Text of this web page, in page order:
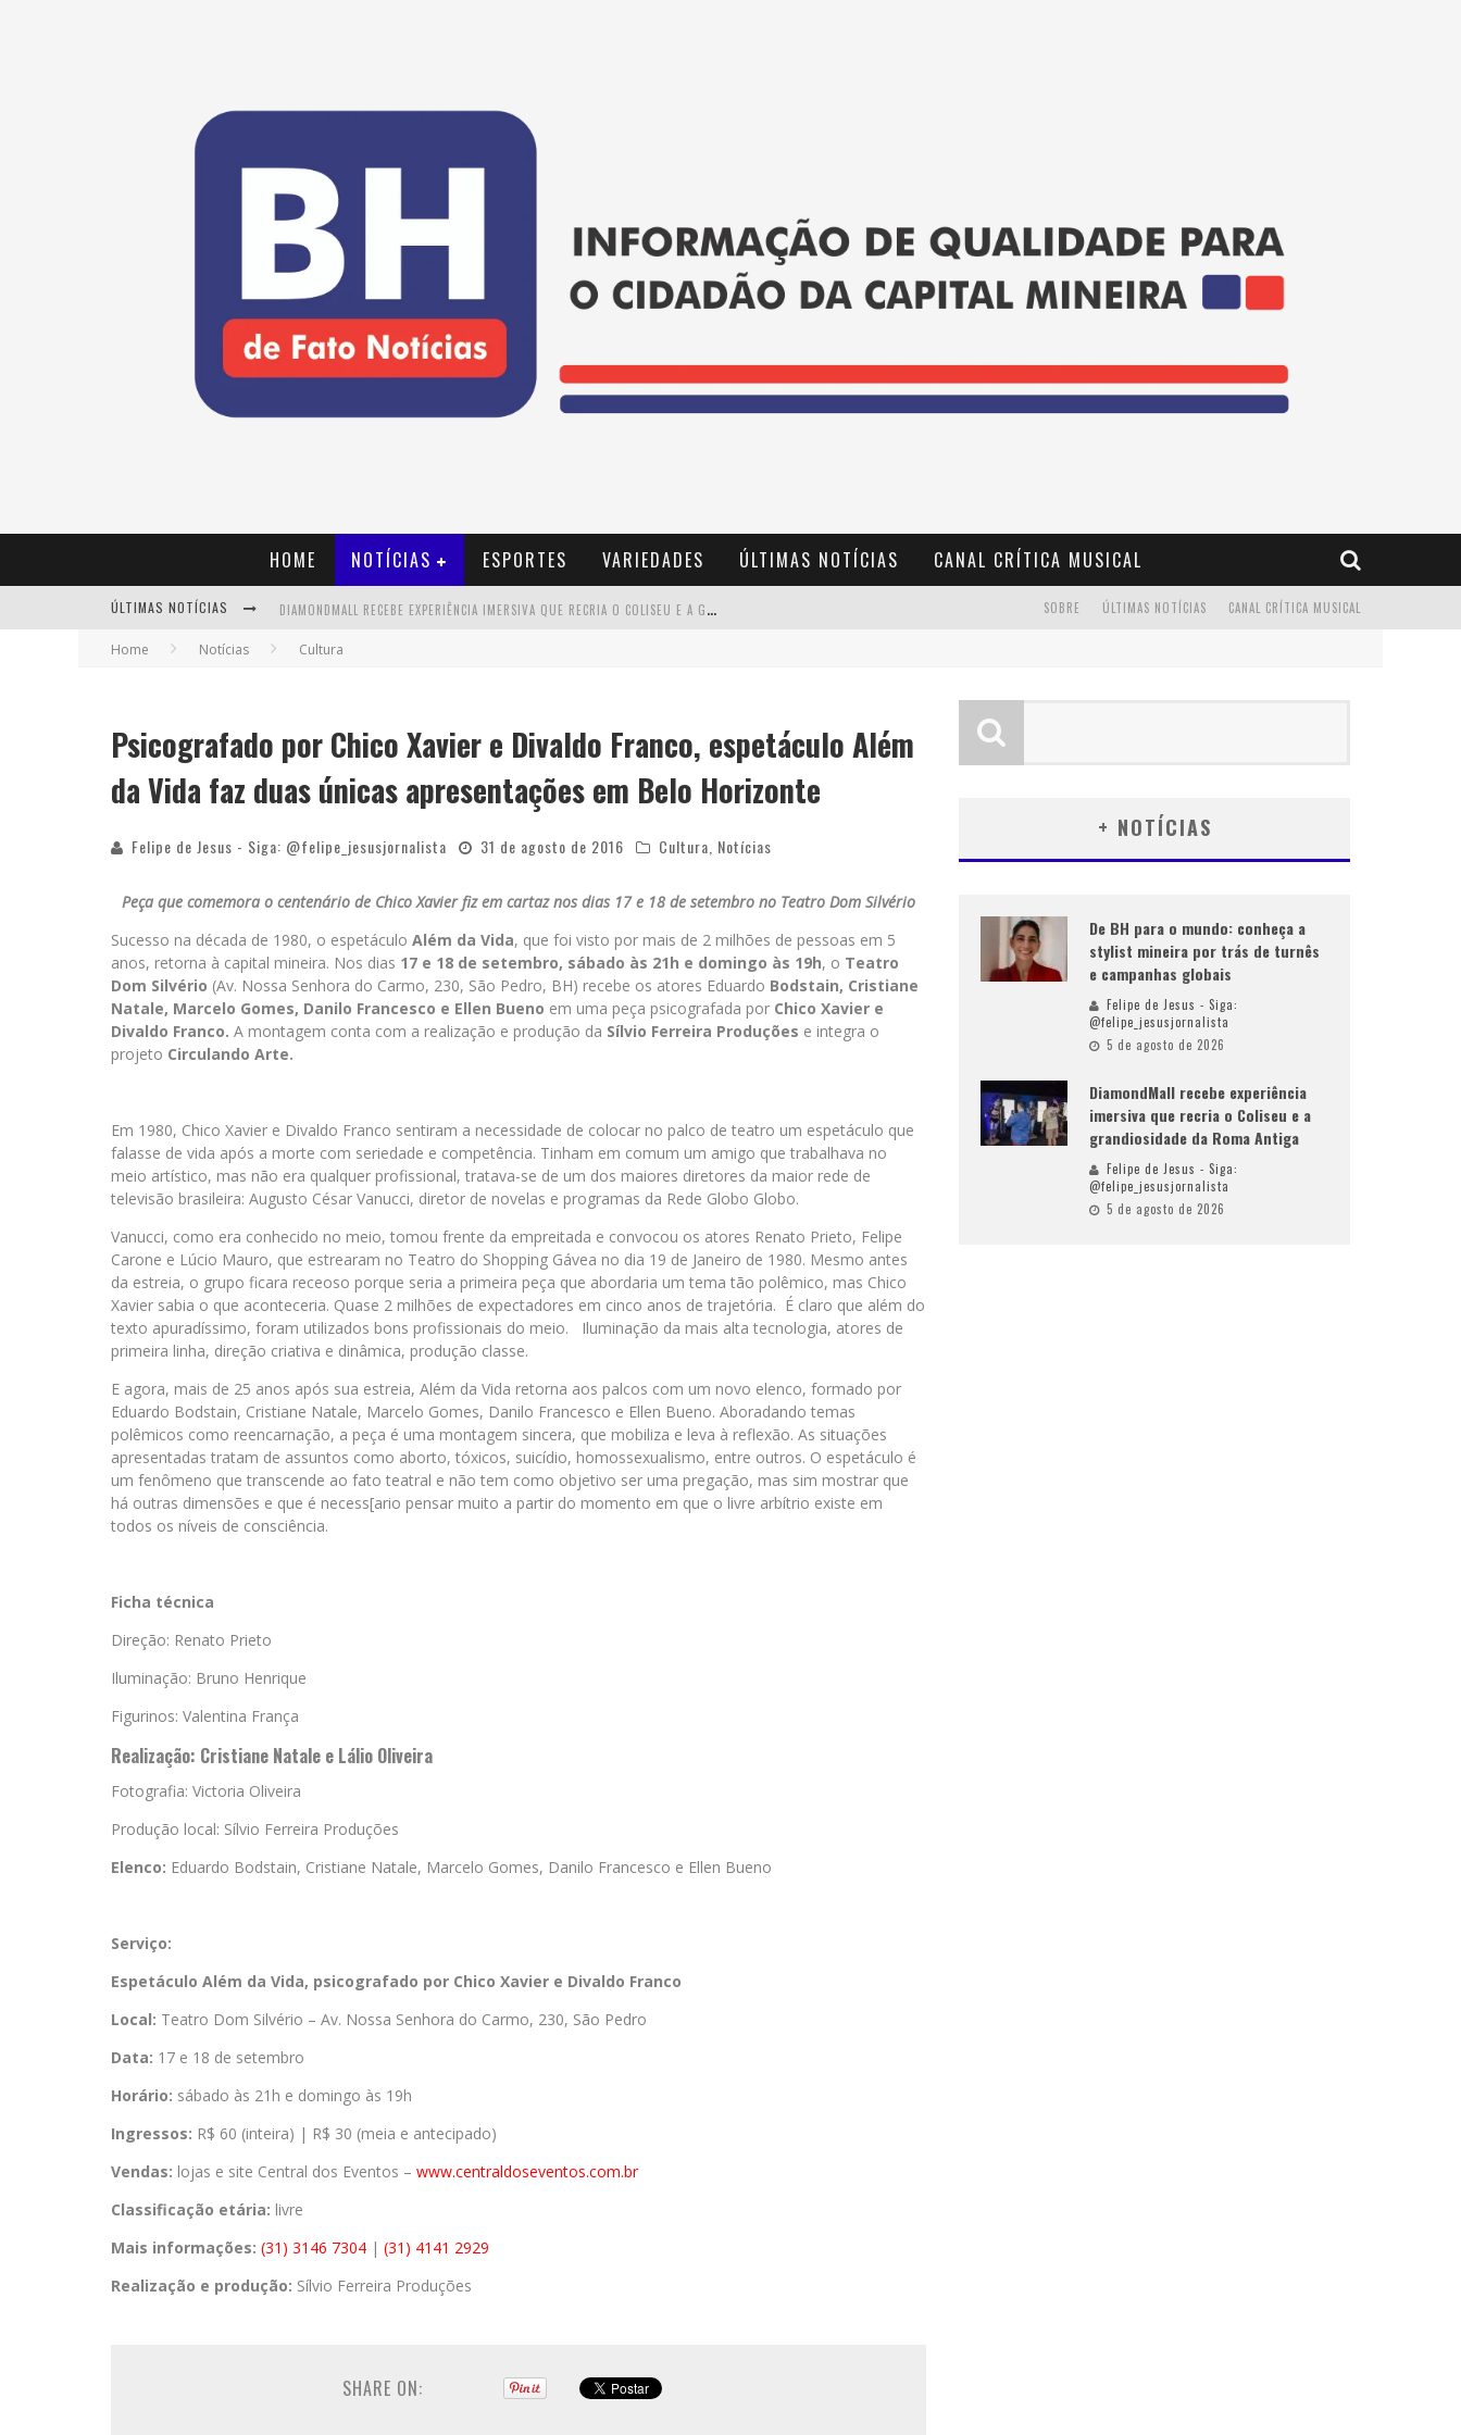
HOME NOTÍCIAS ESPORTES VARIEDADES ÚLTIMAS NOTÍCIAS CANAL CRÍTICA MUSICAL
ÚLTIMAS NOTÍCIAS D
IAMONDMALL RECEBE EXPERIÊNCIA IMERSIVA QUE RECRIA O COLISEU E A GRANDIOSIDADE DA ROMA ANTIGA
D
E BH PARA O MUNDO: CONHEÇA A STYLIST MINEIRA POR TRÁS DE TURNÊS E CAMPANHAS GLOBAIS
CANAL CRÍTICA MUSICAL
ÚLTIMAS NOTÍCIAS
SOBRE
Home Notícias Cultura
Psicografado por Chico Xavier e Divaldo Franco, espetáculo Além
da Vida faz duas únicas apresentações em Belo Horizonte
Felipe de Jesus - Siga: @felipe_jesusjornalista 31 de agosto de 2016 Cultura Notícias
Peça que comemora o centenário de Chico Xavier fiz em cartaz nos dias 17 e 18 de setembro no Teatro Dom Silvério
Sucesso na década de 1980, o espetáculo Além da Vida, que foi visto por mais de 2 milhões de pessoas em 5
anos, retorna à capital mineira. Nos dias 17 e 18 de setembro, sábado às 21h e domingo às 19h, o Teatro
Dom Silvério (Av. Nossa Senhora do Carmo, 230, São Pedro, BH) recebe os atores Eduardo Bodstain, Cristiane
Natale, Marcelo Gomes, Danilo Francesco e Ellen Bueno em uma peça psicografada por Chico Xavier e
Divaldo Franco. A montagem conta com a realização e produção da Sílvio Ferreira Produções e integra o
projeto Circulando Arte.
Em 1980, Chico Xavier e Divaldo Franco sentiram a necessidade de colocar no palco de teatro um espetáculo que
falasse de vida após a morte com seriedade e competência. Tinham em comum um amigo que trabalhava no
meio artístico, mas não era qualquer profissional, tratava-se de um dos maiores diretores da maior rede de
televisão brasileira: Augusto César Vanucci, diretor de novelas e programas da Rede Globo Globo.
Vanucci, como era conhecido no meio, tomou frente da empreitada e convocou os atores Renato Prieto, Felipe
Carone e Lúcio Mauro, que estrearam no Teatro do Shopping Gávea no dia 19 de Janeiro de 1980. Mesmo antes
da estreia, o grupo ficara receoso porque seria a primeira peça que abordaria um tema tão polêmico, mas Chico
Xavier sabia o que aconteceria. Quase 2 milhões de expectadores em cinco anos de trajetória. É claro que além do
texto apuradíssimo, foram utilizados bons profissionais do meio. Iluminação da mais alta tecnologia, atores de
primeira linha, direção criativa e dinâmica, produção classe.
E agora, mais de 25 anos após sua estreia, Além da Vida retorna aos palcos com um novo elenco, formado por
Eduardo Bodstain, Cristiane Natale, Marcelo Gomes, Danilo Francesco e Ellen Bueno. Aboradando temas
polêmicos como reencarnação, a peça é uma montagem sincera, que mobiliza e leva à reflexão. As situações
apresentadas tratam de assuntos como aborto, tóxicos, suicídio, homossexualismo, entre outros. O espetáculo é
um fenômeno que transcende ao fato teatral e não tem como objetivo ser uma pregação, mas sim mostrar que
há outras dimensões e que é necess[ario pensar muito a partir do momento em que o livre arbítrio existe em
todos os níveis de consciência.
Ficha técnica
Direção: Renato Prieto
Iluminação: Bruno Henrique
Figurinos: Valentina França
Realização: Cristiane Natale e Lálio Oliveira
Fotografia: Victoria Oliveira
Produção local: Sílvio Ferreira Produções
Elenco: Eduardo Bodstain, Cristiane Natale, Marcelo Gomes, Danilo Francesco e Ellen Bueno
Serviço:
Espetáculo Além da Vida, psicografado por Chico Xavier e Divaldo Franco
Local: Teatro Dom Silvério – Av. Nossa Senhora do Carmo, 230, São Pedro
Data: 17 e 18 de setembro
Horário: sábado às 21h e domingo às 19h
Ingressos: R$ 60 (inteira) | R$ 30 (meia e antecipado)
Vendas: lojas e site Central dos Eventos – www.centraldoseventos.com.br
Classificação etária: livre
Mais informações: (31) 3146 7304 | (31) 4141 2929
Realização e produção: Sílvio Ferreira Produções
SHARE ON:
+ NOTÍCIAS
De BH para o mundo: conheça a
stylist mineira por trás de turnês
e campanhas globais
Felipe de Jesus - Siga:
@felipe_jesusjornalista
5 de agosto de 2026
DiamondMall recebe experiência
imersiva que recria o Coliseu e a
grandiosidade da Roma Antiga
Felipe de Jesus - Siga:
@felipe_jesusjornalista
5 de agosto de 2026